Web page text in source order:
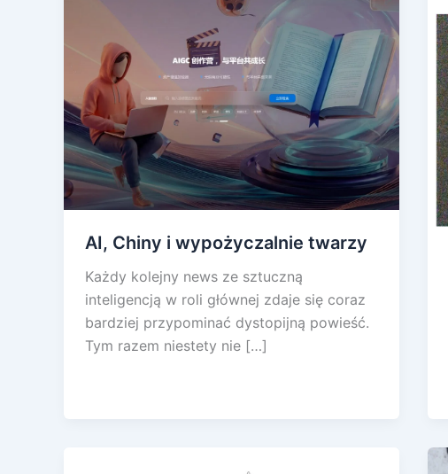
AI, Chiny i wypożyczalnie twarzy
Każdy kolejny news ze sztuczną
inteligencją w roli głównej zdaje się coraz
bardziej przypominać dystopijną powieść.
Tym razem niestety nie […]